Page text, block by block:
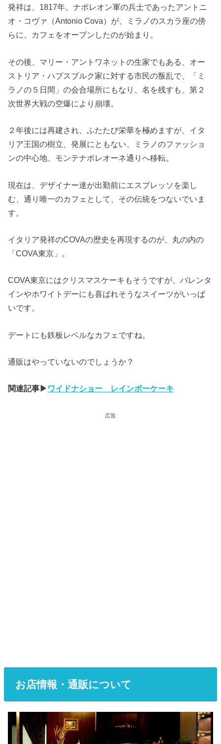
発祥は、1817年。ナポレオン軍の兵士であったアントニ
オ・コヴァ（Antonio Cova）が、ミラノのスカラ座の傍
らに、カフェをオープンしたのが始まり。
その後、マリー・アントワネットの生家でもある、オー
ストリア・ハプスブルク家に対する市民の叛乱で、「ミ
ラノの５日間」の会合場所にもなり、名を残すも、第２
次世界大戦の空爆により崩壊。
２年後には再建され、ふたたび栄華を極めますが、イタ
リア王国の樹立、発展にともない、ミラノのファッショ
ンの中心地、モンテナポレオーネ通りへ移転。
現在は、デザイナー達が出勤前にエスプレッソを楽し
む、通り唯一のカフェとして、その伝統をつないでいま
す。
イタリア発祥のCOVAの歴史を再現するのが、丸の内の
「COVA東京」。
COVA東京にはクリスマスケーキもそうですが、バレンタ
インやホワイトデーにも喜ばれそうなスイーツがいっぱ
いです。
デートにも鉄板レベルなカフェですね。
通販はやっていないのでしょうか？
関連記事 ▶︎ ワイドナショー レインボーケーキ
広告
お店情報・通販について